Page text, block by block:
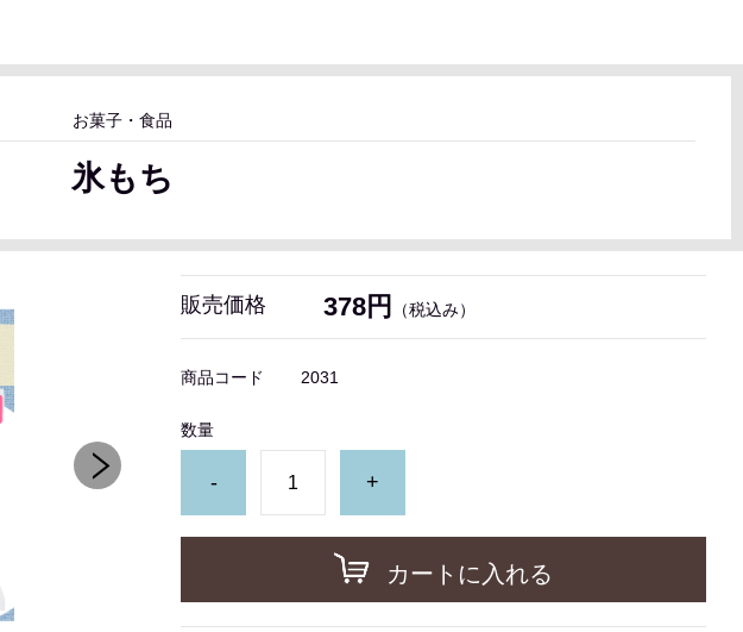
お菓子・食品
氷もち
販売価格 378円 （税込み）
商品コード 2031
数量
- +
カートに入れる